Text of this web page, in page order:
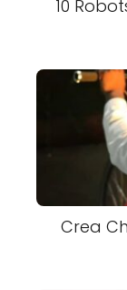
10
Crea